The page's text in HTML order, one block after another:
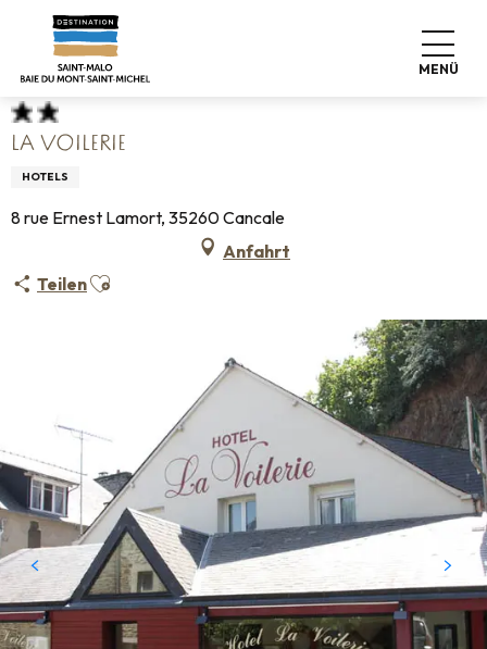
contenu
MENÜ
Startseite
Hotels
La Voilerie
LA VOILERIE
HOTELS
8 rue Ernest Lamort, 35260 Cancale
Anfahrt
TeilenAjouter aux favoris